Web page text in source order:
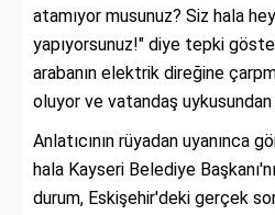
atamıyor musunuz? Siz hala
yapıyorsunuz!" diye tepki
arabanın elektrik direğine
oluyor ve vatandaş uykusundan
Anlatıcının rüyadan uyanınca
hala Kayseri Belediye
durum, Eskişehir'deki gerçek